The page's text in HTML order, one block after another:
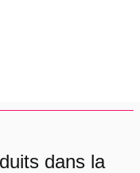
dans la